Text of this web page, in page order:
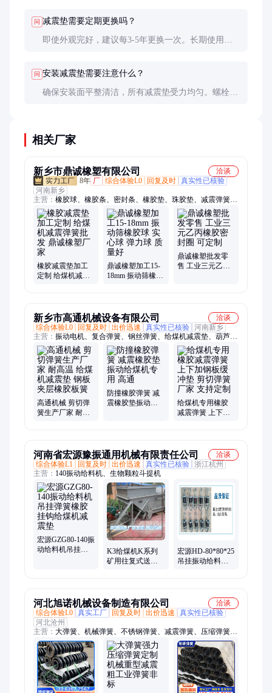
问 减震垫需要定期更换吗？
即使外观完好，建议每3-5年更换一次。长期使用后
问 安装减震垫需要注意什么？
确保安装面平整清洁，所有减震垫受力均匀。螺栓不
相关厂家
新乡市鼎诚橡塑有限公司
洽谈
8年 厂 综合体验L0 回复及时 真实性已核验
河南新乡
主营： 橡胶球、橡胶条、密封条、橡胶垫、珠胶垫、减震弹簧、
密封圈、挡球环、振动筛、混炼胶、硅胶球、清网设备、橡胶子
弹、橡胶硅胶、橡胶减振、再生橡胶、橡胶方块、乙烯cpe混、
弹跳小球、耐压弹簧、葫芦弹簧、橡胶iir混、振动电机、剪切弹
簧、弹簧螺纹
橡胶减震垫加工
定制 给煤机减震
鼎诚橡塑加工15-
18mm 振动筛橡胶
鼎诚橡塑批发零
售 工业三元乙丙
新乡市高通机械设备有限公司
洽谈
综合体验L0
回复及时 出价迅速 真实性已核验 河南新乡
主营： 振动电机、复合弹簧、钢丝弹簧、给煤机减震垫、葫芦弹
簧、橡胶弹簧、剪切弹簧、yzs振动电机
高通机械 剪切弹
簧生产厂家 耐高
防撞橡胶弹簧 减
震橡胶垫振动给
给煤机专用橡胶
减震弹簧 上下加
河南省宏源豫振通用机械有限责任公司
洽谈
综合体验L1
回复及时 出价迅速 真实性已核验 浙江杭州
主营： 140振动给料机、生物颗粒斗提机
宏源GZG80-140振
动给料机吊挂弹
K3给煤机K系列
矿用往复式送料
宏源HD-80*80*25
吊挂振动给料机
河北旭诺机械设备制造有限公司
洽谈
综合体验L0 真实工厂 回复及时 出价迅速
真实性已核验
河北沧州
主营： 大弹簧、机械弹簧、不锈钢弹簧、减震弹簧、压缩弹簧、
托辊组、60si2mn65mn、机车弹簧、恒力弹簧、电梯弹簧、螺旋
托辊、国标托辊、矿山弹簧、平行托辊、弹簧矿山、拉伸弹簧、
缩口弹簧、输送滚筒、滚筒包胶、弹簧品种、托辊支架、异形弹
簧、弹簧压力、缓冲托辊、矿用托辊